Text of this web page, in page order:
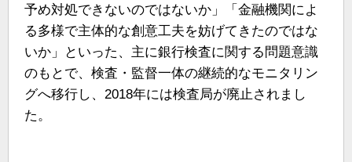
予め対処できないのではないか」「金融機関によ
る多様で主体的な創意工夫を妨げてきたのではな
いか」といった、主に銀行検査に関する問題意識
のもとで、検査・監督一体の継続的なモニタリン
グへ移行し、2018年には検査局が廃止されまし
た。